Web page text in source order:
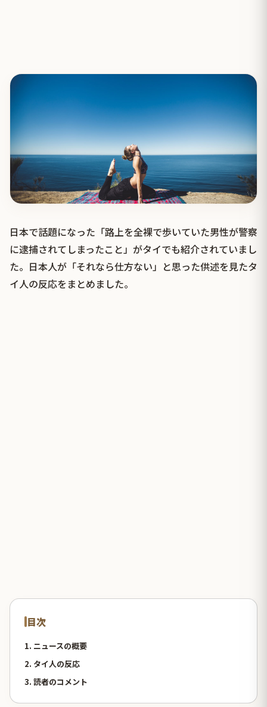
日本で話題になった「路上を全裸で歩いていた男性が警察
に逮捕されてしまったこと」がタイでも紹介されていまし
た。日本人が「それなら仕方ない」と思った供述を見たタ
イ人の反応をまとめました。
目次
1. ニュースの概要
2. タイ人の反応
3. 読者のコメント